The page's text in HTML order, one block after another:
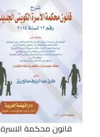
قانون محكمة الاسرة